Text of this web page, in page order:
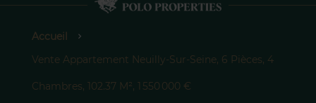
Accueil
Vente Appartement Neuilly-Sur-Seine, 6 Pièces, 4
Chambres, 102.37 M², 1 550 000 €